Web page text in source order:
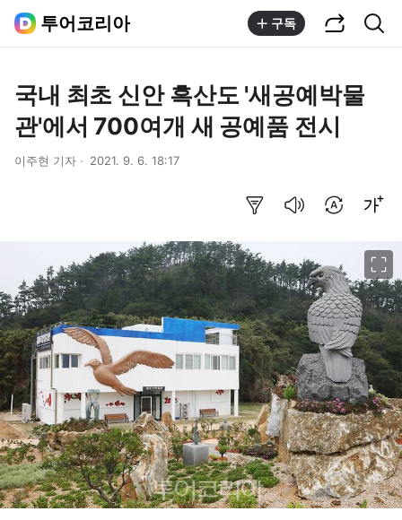
투어코리아 구독
국내 최초 신안 흑산도 '새공예박물
관'에서 700여개 새 공예품 전시
이주현 기자 2021. 9. 6. 18:17